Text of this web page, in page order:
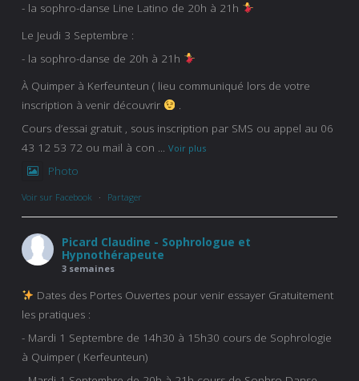
- la sophro-danse Line Latino de 20h à 21h
Le Jeudi 3 Septembre :
- la sophro-danse de 20h à 21h
À Quimper à Kerfeunteun ( lieu communiqué lors de votre
inscription à venir découvrir
.
Cours d’essai gratuit , sous inscription par SMS ou appel au 06
43 12 53 72 ou mail à con ... Voir plus
Photo
Voir sur Facebook · Partager
Picard Claudine - Sophrologue et
Hypnothérapeute
3 semaines
Dates des Portes Ouvertes pour venir essayer Gratuitement
les pratiques :
- Mardi 1 Septembre de 14h30 à 15h30 cours de Sophrologie
à Quimper ( Kerfeunteun)